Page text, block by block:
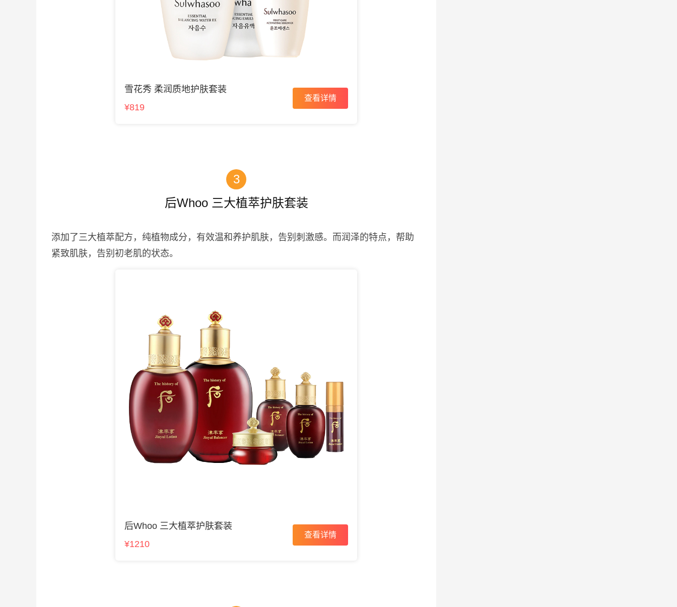
雪花秀 柔润质地护肤套装
¥819
查看详情
3
后Whoo 三大植萃护肤套装
添加了三大植萃配方，纯植物成分，有效温和养护肌肤，告别刺激感。而润泽的特点，帮助
紧致肌肤，告别初老肌的状态。
后Whoo 三大植萃护肤套装
¥1210
查看详情